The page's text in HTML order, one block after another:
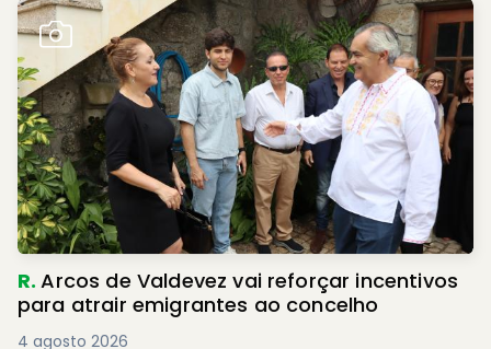
R.Arcos de Valdevez vai reforçar incentivos
para atrair emigrantes ao concelho
4 agosto 2026